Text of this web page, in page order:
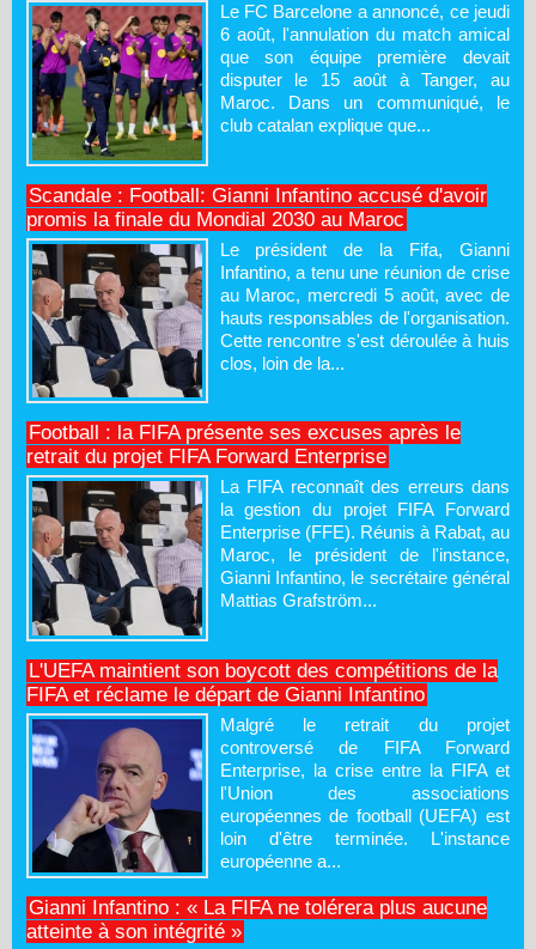
Le FC Barcelone a annoncé, ce jeudi
6 août, l'annulation du match amical
que son équipe première devait
disputer le 15 août à Tanger, au
Maroc. Dans un communiqué, le
club catalan explique que...
Scandale : Football: Gianni Infantino accusé d'avoir
promis la finale du Mondial 2030 au Maroc
Le président de la Fifa, Gianni
Infantino, a tenu une réunion de crise
au Maroc, mercredi 5 août, avec de
hauts responsables de l'organisation.
Cette rencontre s'est déroulée à huis
clos, loin de la...
Football : la FIFA présente ses excuses après le
retrait du projet FIFA Forward Enterprise
La FIFA reconnaît des erreurs dans
la gestion du projet FIFA Forward
Enterprise (FFE). Réunis à Rabat, au
Maroc, le président de l'instance,
Gianni Infantino, le secrétaire général
Mattias Grafström...
L'UEFA maintient son boycott des compétitions de la
FIFA et réclame le départ de Gianni Infantino
Malgré le retrait du projet
controversé de FIFA Forward
Enterprise, la crise entre la FIFA et
l'Union des associations
européennes de football (UEFA) est
loin d'être terminée. L'instance
européenne a...
Gianni Infantino : « La FIFA ne tolérera plus aucune
atteinte à son intégrité »